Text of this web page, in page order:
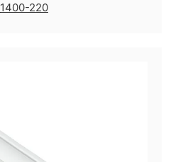
1400-220